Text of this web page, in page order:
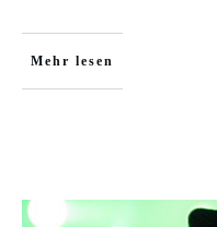
Mehr lesen